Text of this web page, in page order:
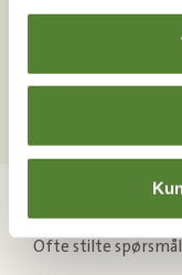
Ofte stilte spørsmål